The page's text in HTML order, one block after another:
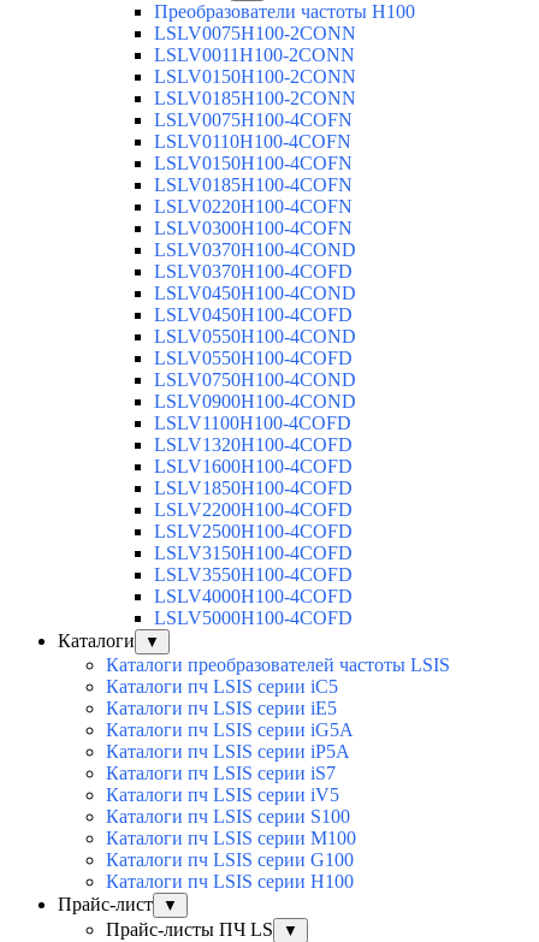
Преобразователи частоты H100
LSLV0075H100-2CONN
LSLV0011H100-2CONN
LSLV0150H100-2CONN
LSLV0185H100-2CONN
LSLV0075H100-4COFN
LSLV0110H100-4COFN
LSLV0150H100-4COFN
LSLV0185H100-4COFN
LSLV0220H100-4COFN
LSLV0300H100-4COFN
LSLV0370H100-4COND
LSLV0370H100-4COFD
LSLV0450H100-4COND
LSLV0450H100-4COFD
LSLV0550H100-4COND
LSLV0550H100-4COFD
LSLV0750H100-4COND
LSLV0900H100-4COND
LSLV1100H100-4COFD
LSLV1320H100-4COFD
LSLV1600H100-4COFD
LSLV1850H100-4COFD
LSLV2200H100-4COFD
LSLV2500H100-4COFD
LSLV3150H100-4COFD
LSLV3550H100-4COFD
LSLV4000H100-4COFD
LSLV5000H100-4COFD
Каталоги
▼
Каталоги преобразователей частоты LSIS
Каталоги пч LSIS серии iC5
Каталоги пч LSIS серии iE5
Каталоги пч LSIS серии iG5A
Каталоги пч LSIS серии iP5A
Каталоги пч LSIS серии iS7
Каталоги пч LSIS серии iV5
Каталоги пч LSIS серии S100
Каталоги пч LSIS серии M100
Каталоги пч LSIS серии G100
Каталоги пч LSIS серии H100
Прайс-лист
▼
Прайс-листы ПЧ LS ▼